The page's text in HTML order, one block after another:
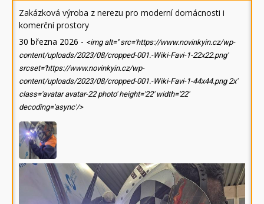
Zakázková výroba z nerezu pro moderní domácnosti i
komerční prostory
30 března 2026 - <img alt='' src='https://www.novinkyin.cz/wp-
content/uploads/2023/08/cropped-001.-Wiki-Favi-1-22x22.png'
srcset='https://www.novinkyin.cz/wp-
content/uploads/2023/08/cropped-001.-Wiki-Favi-1-44x44.png 2x'
class='avatar avatar-22 photo' height='22' width='22'
decoding='async'/>